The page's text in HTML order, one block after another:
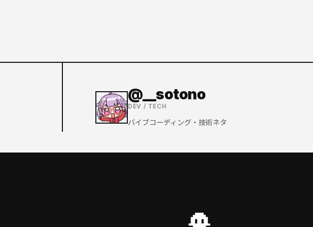
@__sotono
DEV / TECH
バイブコーディング・技術ネタ